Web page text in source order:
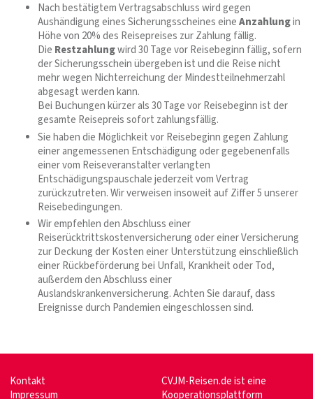
Nach bestätigtem Vertragsabschluss wird gegen
Aushändigung eines Sicherungsscheines eineAnzahlungin
Höhe von 20% des Reisepreises zur Zahlung fällig.
Die Restzahlungwird 30 Tage vor Reisebeginn fällig, sofern
der Sicherungsschein übergeben ist und die Reise nicht
mehr wegen Nichterreichung der Mindestteilnehmerzahl
abgesagt werden kann.
Bei Buchungen kürzer als 30 Tage vor Reisebeginn ist der
gesamte Reisepreis sofort zahlungsfällig.
Sie haben die Möglichkeit vor Reisebeginn gegen Zahlung
einer angemessenen Entschädigung oder gegebenenfalls
einer vom Reiseveranstalter verlangten
Entschädigungspauschale jederzeit vom Vertrag
zurückzutreten. Wir verweisen insoweit auf Ziffer 5 unserer
Reisebedingungen.
Wir empfehlen den Abschluss einer
Reiserücktrittskostenversicherung oder einer Versicherung
zur Deckung der Kosten einer Unterstützung einschließlich
einer Rückbeförderung bei Unfall, Krankheit oder Tod,
außerdem den Abschluss einer
Auslandskrankenversicherung. Achten Sie darauf, dass
Ereignisse durch Pandemien eingeschlossen sind.
Kontakt
Impressum
CVJM-Reisen.de ist eine
Kooperationsplattform